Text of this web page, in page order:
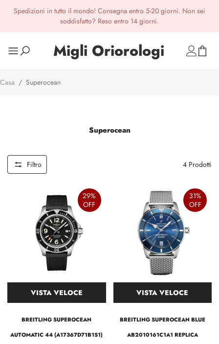
Spedizioni in tutto il mondo! Consegna entro 5-20 giorni. Non sei
soddisfatto? Reso entro 14 giorni.
Migli Oriorologi
Casa / Superocean
Superocean
Filtro 4 Prodotti
29%
OFF
VISTA VELOCE
BREITLING SUPEROCEAN
AUTOMATIC 44 (A17367D71B1S1)
31%
OFF
VISTA VELOCE
BREITLING SUPEROCEAN BLUE
AB2010161C1A1 REPLICA